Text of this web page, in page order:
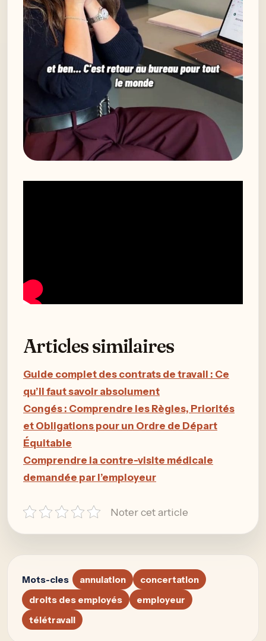
Articles similaires
Guide complet des contrats de travail : Ce
qu’il faut savoir absolument
Congés : Comprendre les Règles, Priorités
et Obligations pour un Ordre de Départ
Équitable
Comprendre la contre-visite médicale
demandée par l’employeur
Noter cet article
Mots-cles annulation
concertation
droits des employés
employeur
télétravail